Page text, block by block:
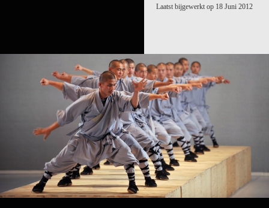
Laatst bijgewerkt op 18 Juni 2012